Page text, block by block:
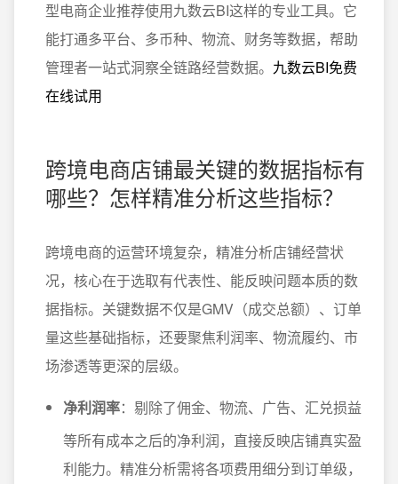
型电商企业推荐使用九数云BI这样的专业工具。它
能打通多平台、多币种、物流、财务等数据，帮助
管理者一站式洞察全链路经营数据。 九数云BI免费
在线试用
跨境电商店铺最关键的数据指标有
哪些？怎样精准分析这些指标？
跨境电商的运营环境复杂，精准分析店铺经营状
况，核心在于选取有代表性、能反映问题本质的数
据指标。关键数据不仅是GMV（成交总额）、订单
量这些基础指标，还要聚焦利润率、物流履约、市
场渗透等更深的层级。
净利润率：剔除了佣金、物流、广告、汇兑损益
等所有成本之后的净利润，直接反映店铺真实盈
利能力。精准分析需将各项费用细分到订单级，